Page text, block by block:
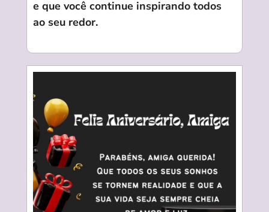
e que você continue inspirando todos
ao seu redor.